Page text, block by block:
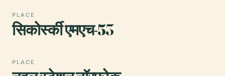
PLACE
सिकोर्स्की एमएच-53
PLACE